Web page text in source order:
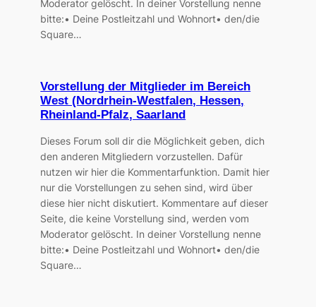
Moderator gelöscht. In deiner Vorstellung nenne
bitte:• Deine Postleitzahl und Wohnort• den/die
Square…
Vorstellung der Mitglieder im Bereich
West (Nordrhein-Westfalen, Hessen,
Rheinland-Pfalz, Saarland
Dieses Forum soll dir die Möglichkeit geben, dich
den anderen Mitgliedern vorzustellen. Dafür
nutzen wir hier die Kommentarfunktion. Damit hier
nur die Vorstellungen zu sehen sind, wird über
diese hier nicht diskutiert. Kommentare auf dieser
Seite, die keine Vorstellung sind, werden vom
Moderator gelöscht. In deiner Vorstellung nenne
bitte:• Deine Postleitzahl und Wohnort• den/die
Square…